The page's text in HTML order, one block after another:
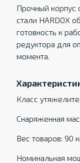
Прочный корпус
стали HARDOX
готовность к
редуктора для
момента.
Класс
Снаряженная
Вес товаров: 90
Номинальная